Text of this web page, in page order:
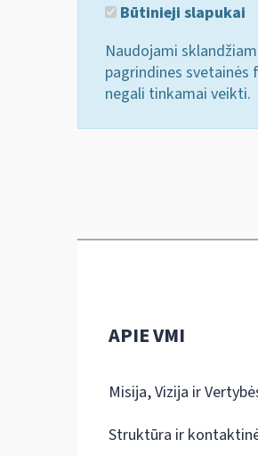
Būtinieji slapukai
Naudojami
pagrindines svetainės
negali tinkamai veikti.
APIE VMI
Misija, Vizija ir
Struktūra ir